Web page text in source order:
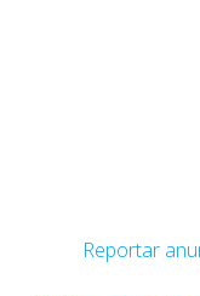
Reportar